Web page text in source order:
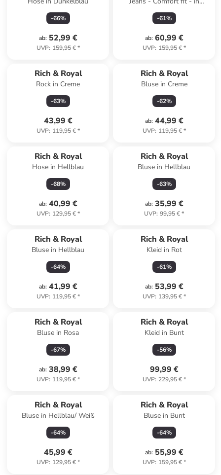
-66%
ab: 52,99 €
UVP: 159,95 €*
Hellblau
-61%
ab: 60,99 €
UVP: 159,95 €*
Rich & Royal
Rock in Creme
-63%
43,99 €
UVP: 119,95 €*
Rich & Royal
Bluse in Creme
-62%
ab: 44,99 €
UVP: 119,95 €*
Rich & Royal
Hose in Hellblau
-68%
ab: 40,99 €
UVP: 129,95 €*
Rich & Royal
Bluse in Hellblau
-63%
ab: 35,99 €
UVP: 99,95 €*
Rich & Royal
Bluse in Hellblau
-64%
ab: 41,99 €
UVP: 119,95 €*
Rich & Royal
Kleid in Rot
-61%
ab: 53,99 €
UVP: 139,95 €*
Rich & Royal
Bluse in Rosa
-67%
ab: 38,99 €
UVP: 119,95 €*
Rich & Royal
Kleid in Bunt
-56%
99,99 €
UVP: 229,95 €*
Rich & Royal
Bluse in Hellblau/ Weiß
-64%
45,99 €
UVP: 129,95 €*
Rich & Royal
Bluse in Bunt
-64%
ab: 55,99 €
UVP: 159,95 €*